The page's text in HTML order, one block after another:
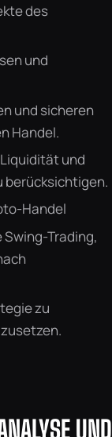
des
und
und sicheren
Handel.
und
berücksichtigen.
Handel
Trading,
zu
UND